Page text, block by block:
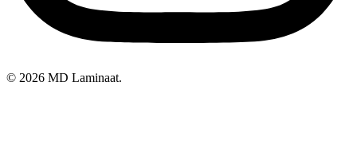
© 2026 MD Laminaat.